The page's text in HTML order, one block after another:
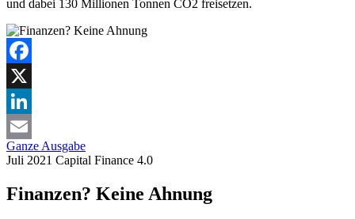
und dabei 130 Millionen Tonnen CO2 freisetzen.
Facebook
X
LinkedIn
Email
Ganze Ausgabe
Juli 2021 Capital Finance 4.0
Finanzen? Keine Ahnung